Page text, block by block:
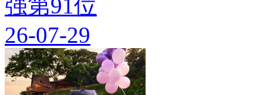
强第91位
26-07-29